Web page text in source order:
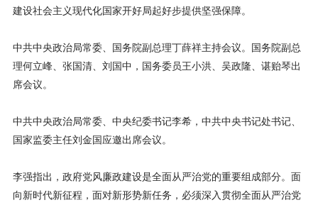
建设社会主义现代化国家开好局起好步提供坚强保障。
中共中央政治局常委、国务院副总理丁薛祥主持会议。国务院副总
理何立峰、张国清、刘国中，国务委员王小洪、吴政隆、谌贻琴出
席会议。
中共中央政治局常委、中央纪委书记李希，中共中央书记处书记、
国家监委主任刘金国应邀出席会议。
李强指出，政府党风廉政建设是全面从严治党的重要组成部分。面
向新时代新征程，面对新形势新任务，必须深入贯彻全面从严治党